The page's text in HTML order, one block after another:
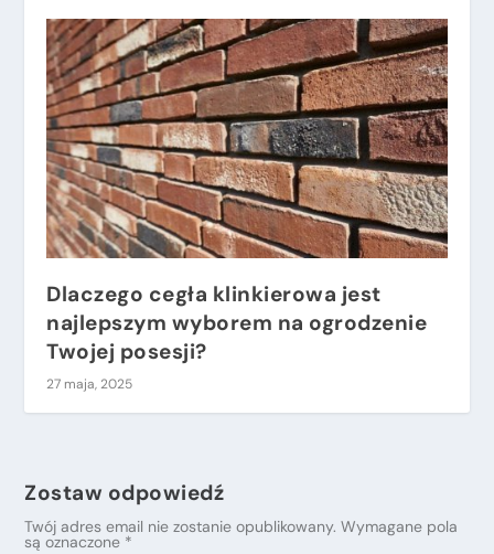
Dlaczego cegła klinkierowa jest
najlepszym wyborem na ogrodzenie
Twojej posesji?
27 maja, 2025
Zostaw odpowiedź
Twój adres email nie zostanie opublikowany. Wymagane pola
są oznaczone *